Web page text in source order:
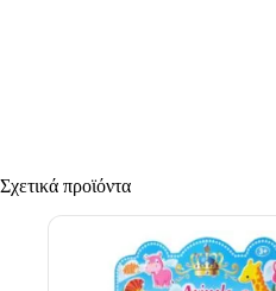
Σχετικά προϊόντα